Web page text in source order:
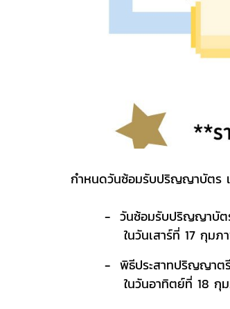
กำหนดวันซ้อมรับปริญญาบัตร
- วันซ้อมรับปริญญาบัตร
ในวันเสาร์ที่ 17 กุมภา
- พิธีประสาทปริญญาตรี ค
ในวันอาทิตย์ที่ 18 กุมภ